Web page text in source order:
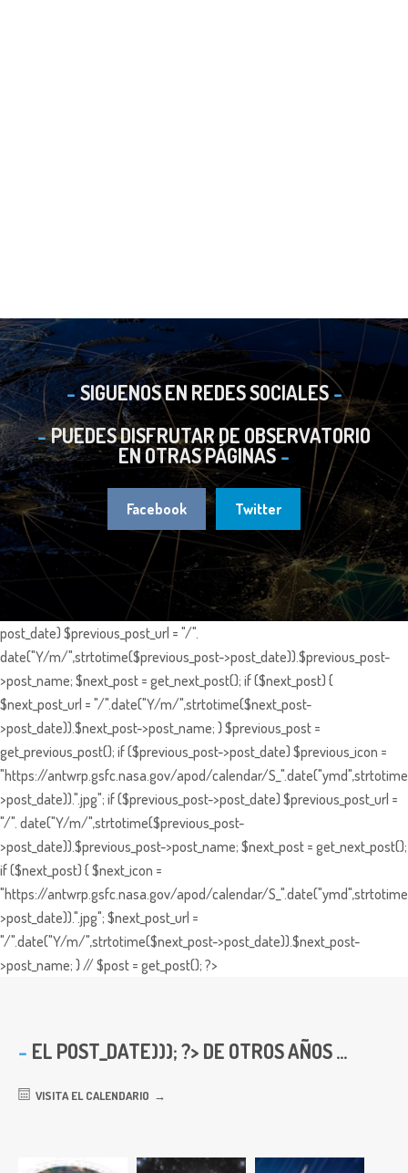
SIGUENOS EN REDES SOCIALES
PUEDES DISFRUTAR DE OBSERVATORIO
EN OTRAS PÁGINAS
Facebook Twitter
post_date) $previous_post_url = "/".
date("Y/m/",strtotime($previous_post->post_date)).$previous_post-
>post_name; $next_post = get_next_post(); if ($next_post) {
$next_post_url = "/".date("Y/m/",strtotime($next_post-
>post_date)).$next_post->post_name; } $previous_post =
get_previous_post(); if ($previous_post->post_date) $previous_icon =
"https://antwrp.gsfc.nasa.gov/apod/calendar/
>post_date)).".jpg"; if ($previous_post->post_date) $previous_post_url =
"/". date("Y/m/",strtotime($previous_post-
>post_date)).$previous_post->post_name; $next_post = get_next_post();
if ($next_post) { $next_icon =
"https://antwrp.gsfc.nasa.gov/apod/calendar/
>post_date)).".jpg"; $next_post_url =
"/".date("Y/m/",strtotime($next_post->post_date)).$next_post-
>post_name; } // $post = get_post(); ?>
EL POST_DATE))); ?> DE OTROS AÑOS ...
VISITA EL CALENDARIO